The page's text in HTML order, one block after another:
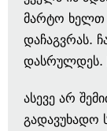
მარტო ხელთ
დაჩაგვრას.
დასრულდეს.
ასევე არ
გადავუხადო